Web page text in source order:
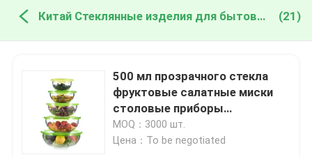
Китай Стеклянные изделия для бытовых нужд (21)
500 мл прозрачного стекла
фруктовые салатные миски
столовые приборы
смешивающие миски
MOQ：3000 шт.
Цена：To be negotiated